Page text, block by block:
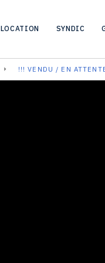
LOCATION SYNDIC
!!! VENDU / EN